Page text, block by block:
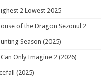
2 Lowest 2025
of the Dragon Sezonul 2
Season (2025)
Only Imagine 2 (2026)
(2025)